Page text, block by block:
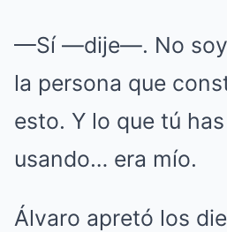
—Sí —dije—. No soy
la persona que
esto. Y lo que tú
usando… era mío.
Álvaro apretó los